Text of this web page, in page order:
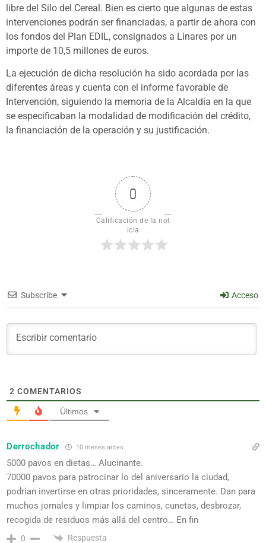
libre del Silo del Cereal. Bien es cierto que algunas de estas
intervenciones podrán ser financiadas, a partir de ahora con
los fondos del Plan EDIL, consignados a Linares por un
importe de 10,5 millones de euros.
La ejecución de dicha resolución ha sido acordada por las
diferentes áreas y cuenta con el informe favorable de
Intervención, siguiendo la memoria de la Alcaldía en la que
se especificaban la modalidad de modificación del crédito,
la financiación de la operación y su justificación.
0
Calificación de la not
icia
Subscribe Acceso
2 COMENTARIOS
Últimos
Derrochador 10 meses antes
5000 pavos en dietas… Alucinante.
70000 pavos para patrocinar lo del aniversario la ciudad,
podrían invertirse en otras prioridades, sinceramente. Dan para
muchos jornales y limpiar los caminos, cunetas, desbrozar,
recogida de residuos más allá del centro… En fin
0 Respuesta